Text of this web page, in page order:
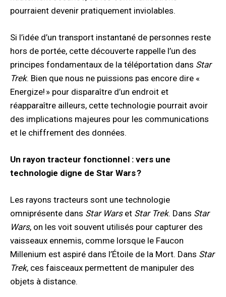
pourraient devenir pratiquement inviolables.
Si l’idée d’un transport instantané de personnes reste
hors de portée, cette découverte rappelle l’un des
principes fondamentaux de la téléportation dans Star
Trek. Bien que nous ne puissions pas encore dire «
Energize! » pour disparaître d’un endroit et
réapparaître ailleurs, cette technologie pourrait avoir
des implications majeures pour les communications
et le chiffrement des données.
Un rayon tracteur fonctionnel : vers une
technologie digne de Star Wars ?
Les rayons tracteurs sont une technologie
omniprésente dans Star Warset Star Trek. Dans Star
Wars, on les voit souvent utilisés pour capturer des
vaisseaux ennemis, comme lorsque le Faucon
Millenium est aspiré dans l’Étoile de la Mort. Dans Star
Trek, ces faisceaux permettent de manipuler des
objets à distance.